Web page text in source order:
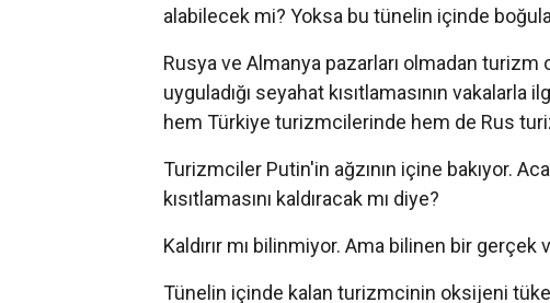
alabilecek mi? Yoksa bu tünelin içinde
Rusya ve Almanya pazarları olmadan
uyguladığı seyahat kısıtlamasının
hem Türkiye turizmcilerinde hem de Rus
Turizmciler Putin'in ağzının içine bakıyor.
kısıtlamasını kaldıracak mı diye?
Kaldırır mı bilinmiyor. Ama bilinen bir gerçek
Tünelin içinde kalan turizmcinin oksijeni